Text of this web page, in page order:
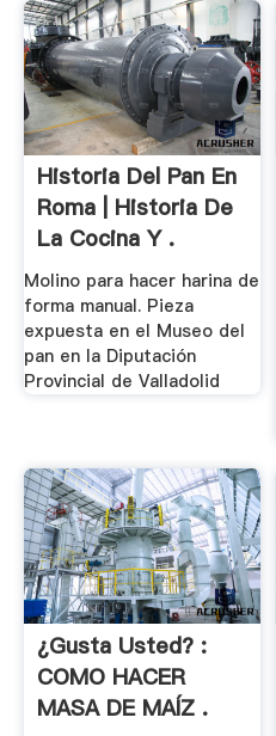
Historia Del Pan En
Roma | Historia De
La Cocina Y .
Molino para hacer harina de
forma manual. Pieza
expuesta en el Museo del
pan en la Diputación
Provincial de Valladolid
¿Gusta Usted? :
COMO HACER
MASA DE MAÍZ .